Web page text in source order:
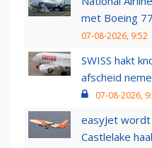
met Boeing
07-08-2026, 9:52
SWISS hakt
afscheid
07-08-2026,
easyJet
Castlelake